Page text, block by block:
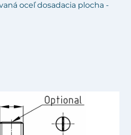
oceľ dosadacia plocha -